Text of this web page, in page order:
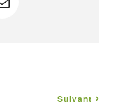
Courriel
Suivant